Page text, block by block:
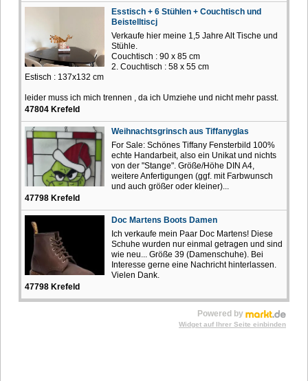
Esstisch + 6 Stühlen + Couchtisch und
Beistelltiscj
Verkaufe hier meine 1,5 Jahre Alt Tische und
Stühle.
Couchtisch : 90 x 85 cm
2. Couchtisch : 58 x 55 cm
Estisch : 137x132 cm
leider muss ich mich trennen , da ich Umziehe und nicht mehr passt.
47804 Krefeld
Weihnachtsgrinsch aus Tiffanyglas
For Sale: Schönes Tiffany Fensterbild 100%
echte Handarbeit, also ein Unikat und nichts
von der "Stange". Größe/Höhe DIN A4,
weitere Anfertigungen (ggf. mit Farbwunsch
und auch größer oder kleiner)...
47798 Krefeld
Doc Martens Boots Damen
Ich verkaufe mein Paar Doc Martens! Diese
Schuhe wurden nur einmal getragen und sind
wie neu... Größe 39 (Damenschuhe). Bei
Interesse gerne eine Nachricht hinterlassen.
Vielen Dank.
47798 Krefeld
Powered by
Widget auf Ihrer Seite einbinden